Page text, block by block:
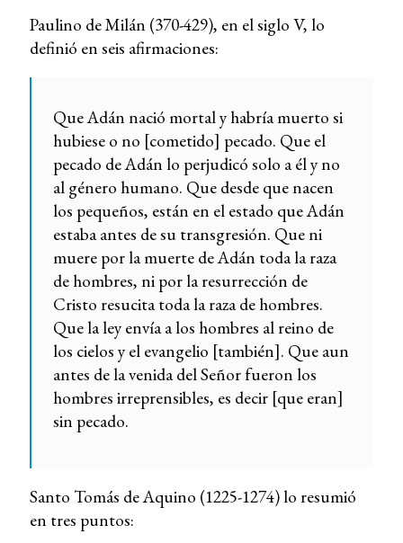
Paulino de Milán (370-429), en el siglo V, lo
definió en seis afirmaciones:
Que Adán nació mortal y habría muerto si
hubiese o no [cometido] pecado. Que el
pecado de Adán lo perjudicó solo a él y no
al género humano. Que desde que nacen
los pequeños, están en el estado que Adán
estaba antes de su transgresión. Que ni
muere por la muerte de Adán toda la raza
de hombres, ni por la resurrección de
Cristo resucita toda la raza de hombres.
Que la ley envía a los hombres al reino de
los cielos y el evangelio [también]. Que aun
antes de la venida del Señor fueron los
hombres irreprensibles, es decir [que eran]
sin pecado.
Santo Tomás de Aquino (1225-1274) lo resumió
en tres puntos: